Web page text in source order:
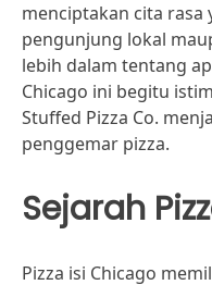
menciptakan cita rasa
pengunjung lokal
lebih dalam tentang
Chicago ini begitu
Stuffed Pizza Co.
penggemar pizza.
Sejarah
Pizza isi Chicago